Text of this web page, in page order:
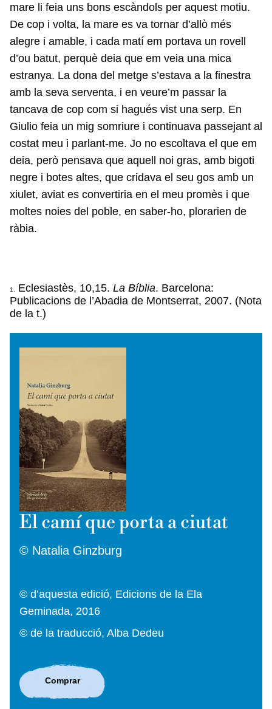
mare li feia uns bons escàndols per aquest motiu.
De cop i volta, la mare es va tornar d’allò més
alegre i amable, i cada matí em portava un rovell
d’ou batut, perquè deia que em veia una mica
estranya. La dona del metge s’estava a la finestra
amb la seva serventa, i en veure’m passar la
tancava de cop com si hagués vist una serp. En
Giulio feia un mig somriure i continuava passejant al
costat meu i parlant-me. Jo no escoltava el que em
deia, però pensava que aquell noi gras, amb bigoti
negre i botes altes, que cridava el seu gos amb un
xiulet, aviat es convertiria en el meu promès i que
moltes noies del poble, en saber-ho, plorarien de
ràbia.
1. Eclesiastès, 10,15. La Bíblia. Barcelona:
Publicacions de l’Abadia de Montserrat, 2007. (Nota
de la t.)
El camí que porta a ciutat
© Natalia Ginzburg
© d’aquesta edició, Edicions de la Ela
Geminada, 2016
© de la traducció, Alba Dedeu
Comprar